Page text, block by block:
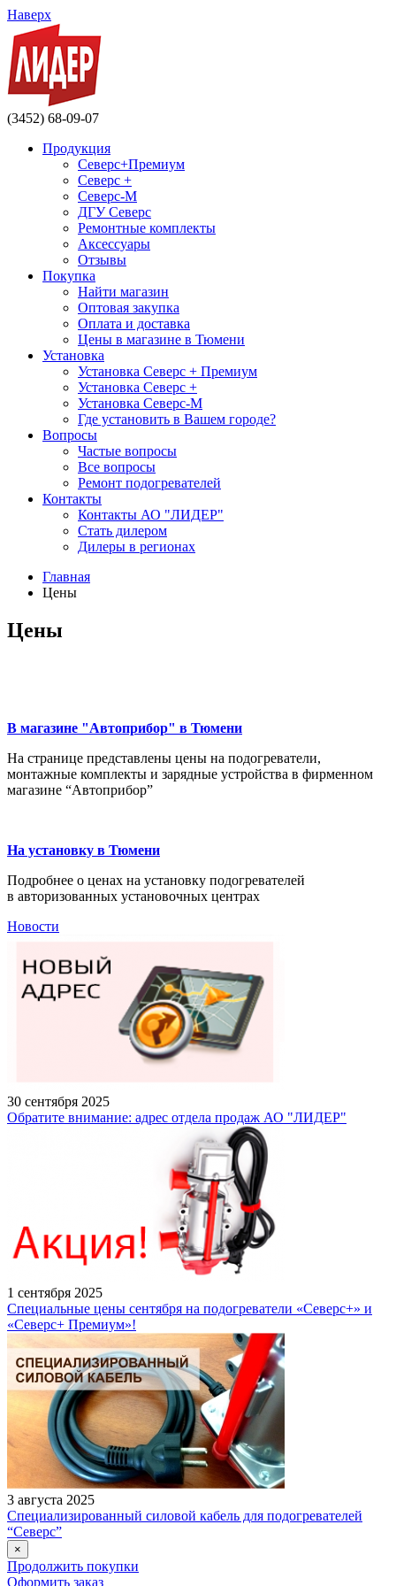
Наверх
(3452) 68-09-07
Продукция
Северс+Премиум
Северс +
Северс-М
ДГУ Северс
Ремонтные комплекты
Аксессуары
Отзывы
Покупка
Найти магазин
Оптовая закупка
Оплата и доставка
Цены в магазине в Тюмени
Установка
Установка Северс + Премиум
Установка Северс +
Установка Северс-М
Где установить в Вашем городе?
Вопросы
Частые вопросы
Все вопросы
Ремонт подогревателей
Контакты
Контакты АО "ЛИДЕР"
Стать дилером
Дилеры в регионах
Главная
Цены
Цены
В магазине "Автоприбор" в Тюмени
На странице представлены цены на подогреватели,
монтажные комплекты и зарядные устройства в фирменном
магазине “Автоприбор”
На установку в Тюмени
Подробнее о ценах на установку подогревателей
в авторизованных установочных центрах
Новости
30 сентября 2025
Обратите внимание: адрес отдела продаж АО "ЛИДЕР"
1 сентября 2025
Специальные цены сентября на подогреватели «Северс+» и
«Северс+ Премиум»!
3 августа 2025
Специализированный силовой кабель для подогревателей
“Северс”
×
Продолжить покупки
Оформить заказ